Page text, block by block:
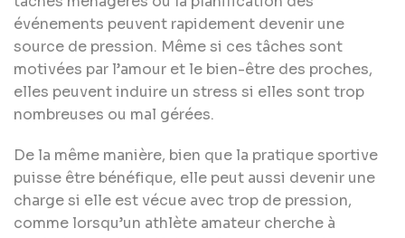
événements peuvent rapidement devenir une
source de pression. Même si ces tâches sont
motivées par l’amour et le bien-être des proches,
elles peuvent induire un stress si elles sont trop
nombreuses ou mal gérées.
De la même manière, bien que la pratique sportive
puisse être bénéfique, elle peut aussi devenir une
charge si elle est vécue avec trop de pression,
comme lorsqu’un athlète amateur cherche à